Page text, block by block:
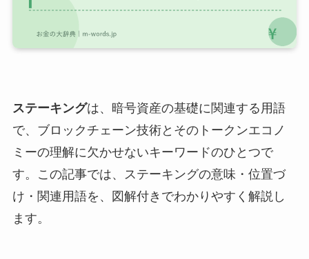
ステーキングは、暗号資産の基礎に関連する用語
で、ブロックチェーン技術とそのトークンエコノ
ミーの理解に欠かせないキーワードのひとつで
す。この記事では、ステーキングの意味・位置づ
け・関連用語を、図解付きでわかりやすく解説し
ます。